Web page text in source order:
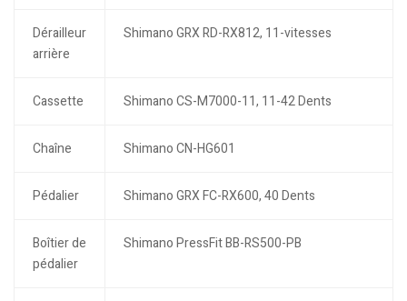
Dérailleur
arrière
Shimano GRX RD-RX812, 11-vitesses
Cassette Shimano CS-M7000-11, 11-42 Dents
Chaîne Shimano CN-HG601
Pédalier Shimano GRX FC-RX600, 40 Dents
Boîtier de
pédalier
Shimano PressFit BB-RS500-PB